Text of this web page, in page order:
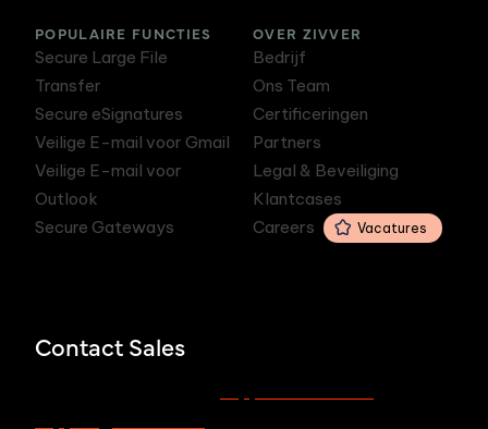
POPULAIRE FUNCTIES
Secure Large File
Transfer
Secure eSignatures
Veilige E-mail voor Gmail
Veilige E-mail voor
Outlook
Secure Gateways
OVER ZIVVER
Bedrijf
Ons Team
Certificeringen
Partners
Legal & Beveiliging
Klantcases
Careers
Vacatures
Contact Sales